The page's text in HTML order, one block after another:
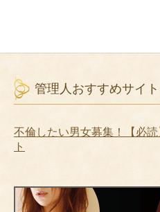
管理人おすすめサイト
不倫したい男女募集！【必
ト